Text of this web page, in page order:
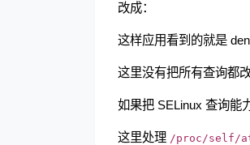
改成：
这样应用看到的就是
这里没有把所有查询都
如果把 SELinux 查询能
这里处理 /proc/self/